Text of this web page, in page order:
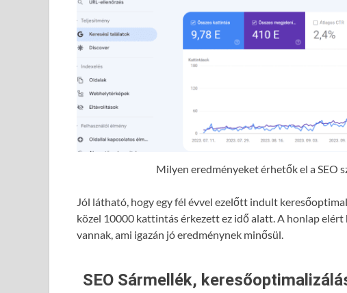
Milyen eredményeket érhetők el a SEO
Jól látható, hogy egy fél évvel ezelőtt indult
közel 10000 kattintás érkezett ez idő alatt. A honlap elért
vannak, ami igazán jó eredménynek minősül.
SEO Sármellék,